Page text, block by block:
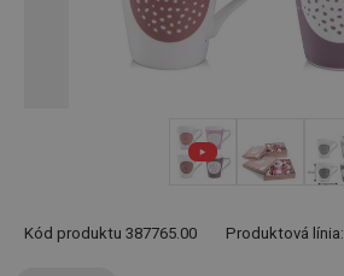
Kód produktu 387765.00 Produktová línia: